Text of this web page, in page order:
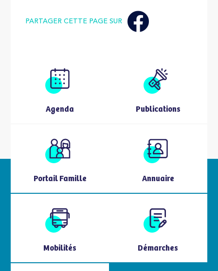
Agenda Publications
Portail Famille Annuaire
Mobilités Démarches
PARTAGER CETTE PAGE SUR